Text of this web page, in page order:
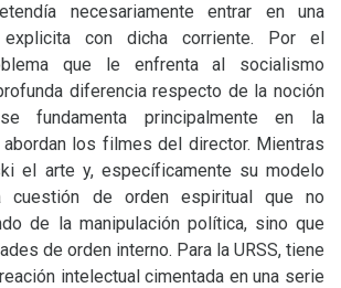
necesariamente entrar en una
con dicha corriente. Por el
que le enfrenta al socialismo
diferencia respecto de la noción
fundamenta principalmente en la
los filmes del director. Mientras
el arte y, específicamente su modelo
cuestión de orden espiritual que no
de la manipulación política, sino que
de orden interno. Para la URSS, tiene
intelectual cimentada en una serie